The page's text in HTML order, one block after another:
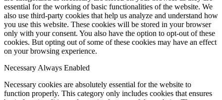
essential for the working of basic functionalities of the website. We
also use third-party cookies that help us analyze and understand how
you use this website. These cookies will be stored in your browser
only with your consent. You also have the option to opt-out of these
cookies. But opting out of some of these cookies may have an effect
on your browsing experience.
Necessary Always Enabled
Necessary cookies are absolutely essential for the website to
function properly. This category only includes cookies that ensures